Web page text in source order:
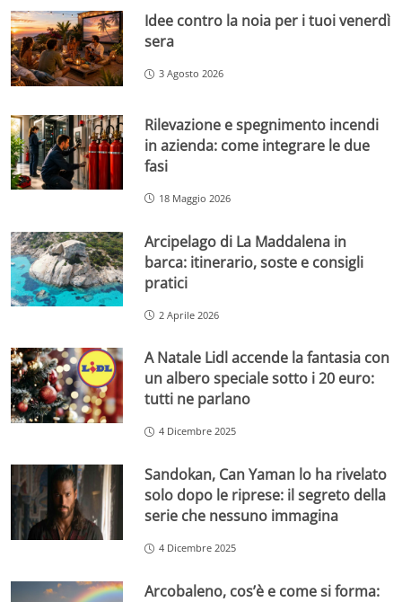
Idee contro la noia per i tuoi venerdì
sera
3 Agosto 2026
Rilevazione e spegnimento incendi
in azienda: come integrare le due
fasi
18 Maggio 2026
Arcipelago di La Maddalena in
barca: itinerario, soste e consigli
pratici
2 Aprile 2026
A Natale Lidl accende la fantasia con
un albero speciale sotto i 20 euro:
tutti ne parlano
4 Dicembre 2025
Sandokan, Can Yaman lo ha rivelato
solo dopo le riprese: il segreto della
serie che nessuno immagina
4 Dicembre 2025
Arcobaleno, cos’è e come si forma: